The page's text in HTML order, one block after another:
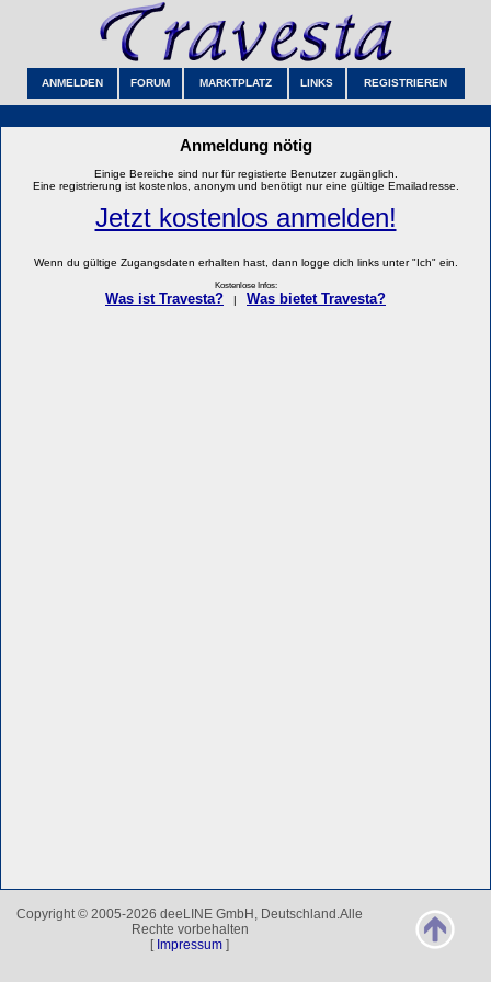
ANMELDEN FORUM MARKTPLATZ LINKS REGISTRIEREN
Anmeldung nötig
Einige Bereiche sind nur für registierte Benutzer zugänglich.
Eine registrierung ist kostenlos, anonym und benötigt nur eine gültige Emailadresse.
Jetzt kostenlos anmelden!
Wenn du gültige Zugangsdaten erhalten hast, dann logge dich links unter "Ich" ein.
Kostenlose Infos:
Was ist Travesta? Was bietet Travesta?
Copyright © 2005-2026 deeLINE GmbH, Deutschland.Alle
Rechte vorbehalten
[ Impressum ]